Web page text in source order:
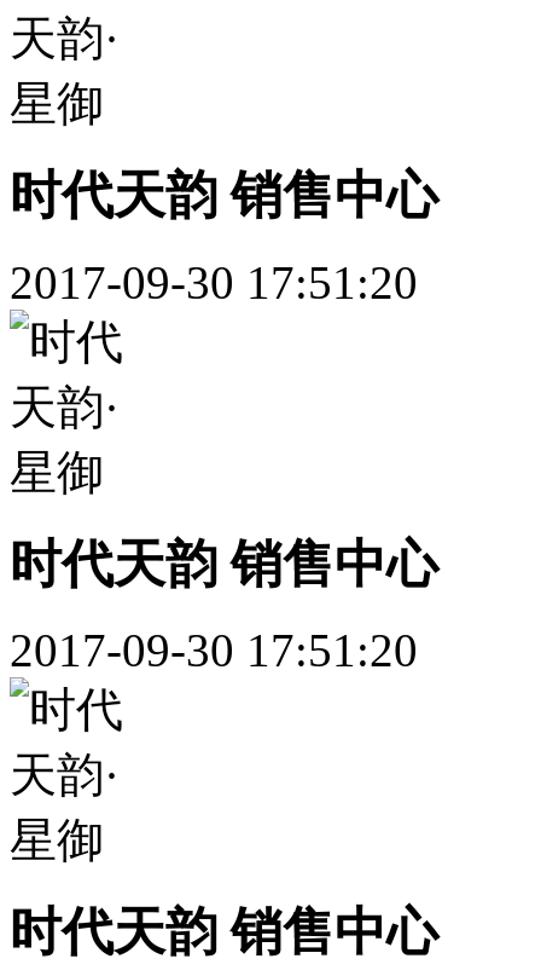
时代天韵 销售中心
2017-09-30 17:51:20
时代天韵 销售中心
2017-09-30 17:51:20
时代天韵 销售中心